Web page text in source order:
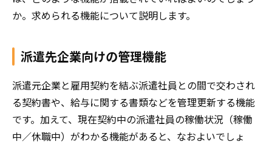
か。求められる機能について説明します。
派遣先企業向けの管理機能
派遣元企業と雇用契約を結ぶ派遣社員との間で交わされ
る契約書や、給与に関する書類などを管理更新する機能
です。加えて、現在契約中の派遣社員の稼働状況（稼働
中／休職中）がわかる機能があると、なおよいでしょ